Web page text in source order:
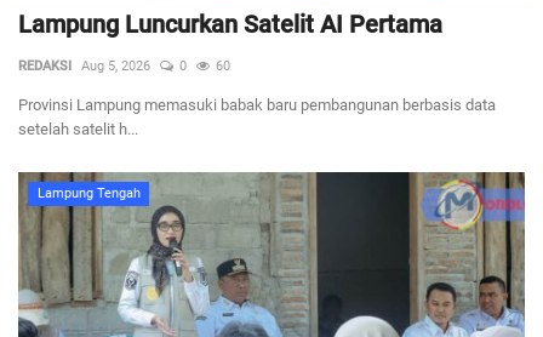
Lampung Luncurkan Satelit AI Pertama
REDAKSI Aug 5, 2026 0 60
Provinsi Lampung memasuki babak baru pembangunan berbasis data
setelah satelit h...
Lampung Tengah